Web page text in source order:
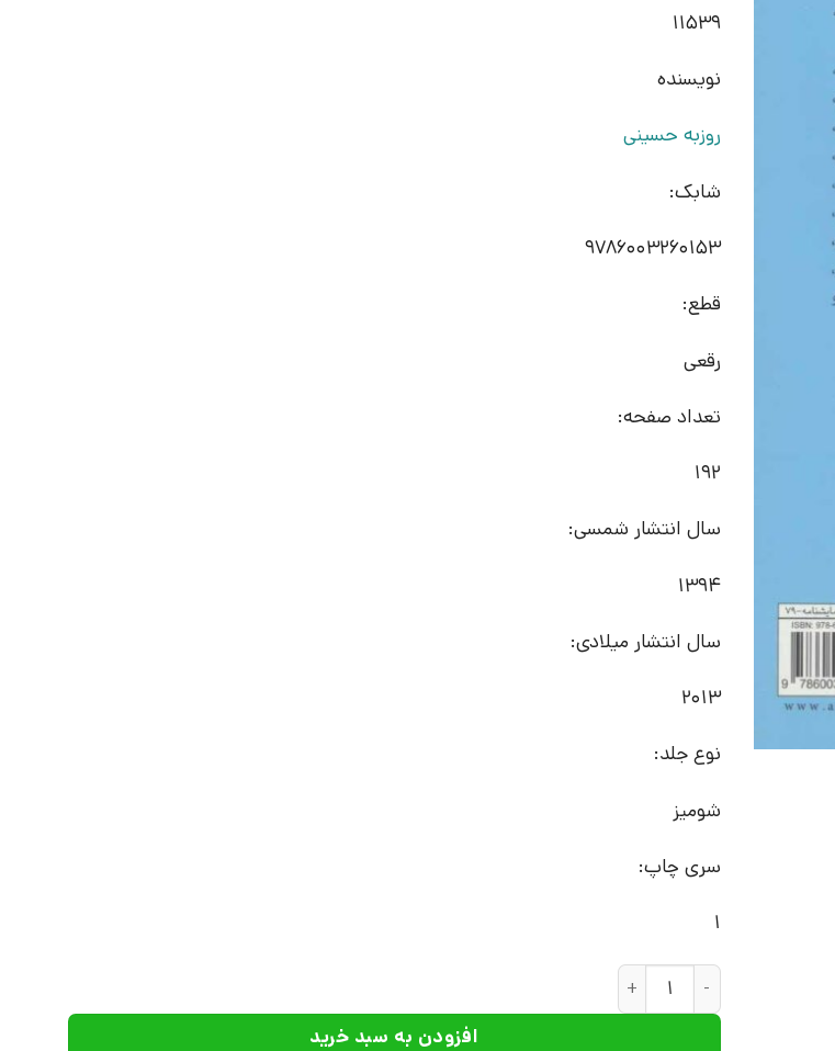
11539
نویسنده
روزبه حسینی
شابک:
9786003260153
قطع:
رقعی
تعداد صفحه:
192
سال انتشار شمسی:
1394
سال انتشار میلادی:
2013
نوع جلد:
شومیز
سری چاپ:
1
کتاب به شما مربوط نیست | انتشارات افراز عدد
افزودن به سبد خرید